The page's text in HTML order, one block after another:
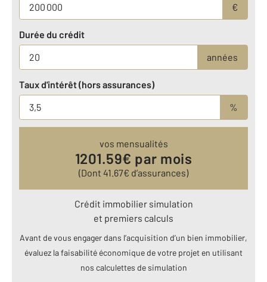
€
Durée du crédit
années
Taux d'intérêt (hors assurances)
%
vos mensualités
1201.59€ par mois
(Dont 41.67€ d’assurances)
Crédit immobilier simulation
et premiers calculs
Avant de vous engager dans l’acquisition d’un bien immobilier,
évaluez la faisabilité économique de votre projet en utilisant
nos calculettes de simulation